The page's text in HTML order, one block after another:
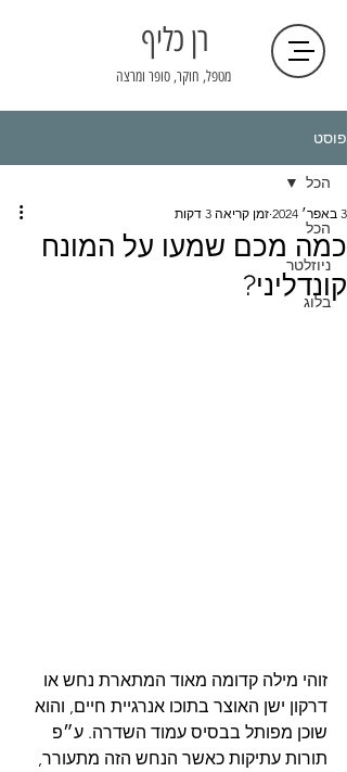
רן כליף
מטפל, חוקר, סופר ומרצה
פוסט
הכל
ניוזלטר
בלוג
הכל
כמה מכם שמעו על המונח
קונדליני?
3 באפר׳ 2024 זמן קריאה 3 דקות
זוהי מילה קדומה מאוד המתארת נחש או
דרקון ישן האוצר בתוכו אנרגיית חיים, והוא
שוכן מפותל בבסיס עמוד השדרה. ע״פ
תורות עתיקות כאשר הנחש הזה מתעורר,